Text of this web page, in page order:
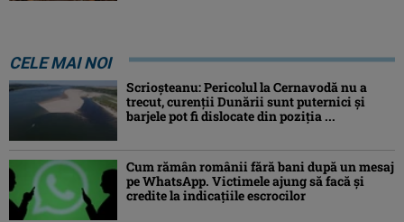
CELE MAI NOI
Scrioșteanu: Pericolul la Cernavodă nu a
trecut, curenţii Dunării sunt puternici şi
barjele pot fi dislocate din poziţia ...
Cum rămân românii fără bani după un mesaj
pe WhatsApp. Victimele ajung să facă și
credite la indicațiile escrocilor